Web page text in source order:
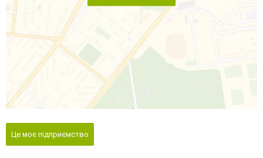
Це моє підприємство